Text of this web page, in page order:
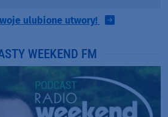
ulubione utwory!
WEEKEND FM